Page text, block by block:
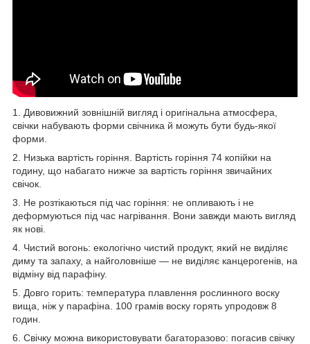
1. Дивовижний зовнішній вигляд і оригінальна атмосфера,
свічки набувають форми свічника й можуть бути будь-якої
форми.
2. Низька вартість горіння. Вартість горіння 74 копійки на
годину, що набагато нижче за вартість горіння звичайних
свічок.
3. Не розтікаються під час горіння: не опливають і не
деформуються під час нагрівання. Вони завжди мають вигляд
як нові.
4. Чистий вогонь: екологічно чистий продукт, який не виділяє
диму та запаху, а найголовніше — не виділяє канцерогенів, на
відміну від парафіну.
5. Довго горить: температура плавлення рослинного воску
вища, ніж у парафіна. 100 грамів воску горять упродовж 8
годин.
6. Свічку можна використовувати багаторазово: погасив свічку